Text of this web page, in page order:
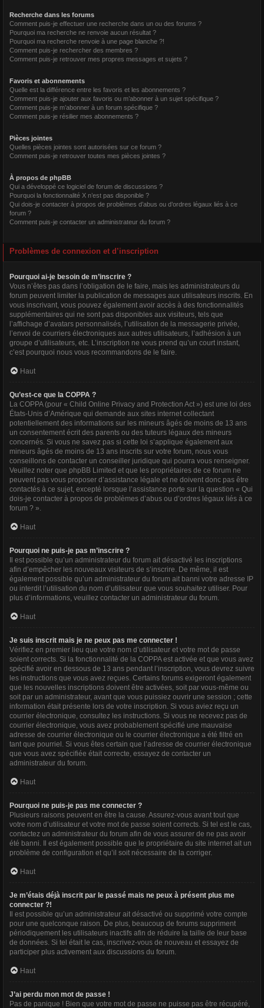
Recherche dans les forums
Comment puis-je effectuer une recherche dans un ou des forums ?
Pourquoi ma recherche ne renvoie aucun résultat ?
Pourquoi ma recherche renvoie à une page blanche ?!
Comment puis-je rechercher des membres ?
Comment puis-je retrouver mes propres messages et sujets ?
Favoris et abonnements
Quelle est la différence entre les favoris et les abonnements ?
Comment puis-je ajouter aux favoris ou m’abonner à un sujet spécifique ?
Comment puis-je m’abonner à un forum spécifique ?
Comment puis-je résilier mes abonnements ?
Pièces jointes
Quelles pièces jointes sont autorisées sur ce forum ?
Comment puis-je retrouver toutes mes pièces jointes ?
À propos de phpBB
Qui a développé ce logiciel de forum de discussions ?
Pourquoi la fonctionnalité X n’est pas disponible ?
Qui dois-je contacter à propos de problèmes d’abus ou d’ordres légaux liés à ce
forum ?
Comment puis-je contacter un administrateur du forum ?
Problèmes de connexion et d’inscription
Pourquoi ai-je besoin de m’inscrire ?
Vous n’êtes pas dans l’obligation de le faire, mais les administrateurs du
forum peuvent limiter la publication de messages aux utilisateurs inscrits. En
vous inscrivant, vous pouvez également avoir accès à des fonctionnalités
supplémentaires qui ne sont pas disponibles aux visiteurs, tels que
l’affichage d’avatars personnalisés, l’utilisation de la messagerie privée,
l’envoi de courriers électroniques aux autres utilisateurs, l’adhésion à un
groupe d’utilisateurs, etc. L’inscription ne vous prend qu’un court instant,
c’est pourquoi nous vous recommandons de le faire.
Haut
Qu’est-ce que la COPPA ?
La COPPA (pour « Child Online Privacy and Protection Act ») est une loi des
États-Unis d’Amérique qui demande aux sites internet collectant
potentiellement des informations sur les mineurs âgés de moins de 13 ans
un consentement écrit des parents ou des tuteurs légaux des mineurs
concernés. Si vous ne savez pas si cette loi s’applique également aux
mineurs âgés de moins de 13 ans inscrits sur votre forum, nous vous
conseillons de contacter un conseiller juridique qui pourra vous renseigner.
Veuillez noter que phpBB Limited et que les propriétaires de ce forum ne
peuvent pas vous proposer d’assistance légale et ne doivent donc pas être
contactés à ce sujet, excepté lorsque l’assistance porte sur la question « Qui
dois-je contacter à propos de problèmes d’abus ou d’ordres légaux liés à ce
forum ? ».
Haut
Pourquoi ne puis-je pas m’inscrire ?
Il est possible qu’un administrateur du forum ait désactivé les inscriptions
afin d’empêcher les nouveaux visiteurs de s’inscrire. De même, il est
également possible qu’un administrateur du forum ait banni votre adresse IP
ou interdit l’utilisation du nom d’utilisateur que vous souhaitez utiliser. Pour
plus d’informations, veuillez contacter un administrateur du forum.
Haut
Je suis inscrit mais je ne peux pas me connecter !
Vérifiez en premier lieu que votre nom d’utilisateur et votre mot de passe
soient corrects. Si la fonctionnalité de la COPPA est activée et que vous avez
spécifié avoir en dessous de 13 ans pendant l’inscription, vous devrez suivre
les instructions que vous avez reçues. Certains forums exigeront également
que les nouvelles inscriptions doivent être activées, soit par vous-même ou
soit par un administrateur, avant que vous puissiez ouvrir une session ; cette
information était présente lors de votre inscription. Si vous aviez reçu un
courrier électronique, consultez les instructions. Si vous ne recevez pas de
courrier électronique, vous avez probablement spécifié une mauvaise
adresse de courrier électronique ou le courrier électronique a été filtré en
tant que pourriel. Si vous êtes certain que l’adresse de courrier électronique
que vous avez spécifiée était correcte, essayez de contacter un
administrateur du forum.
Haut
Pourquoi ne puis-je pas me connecter ?
Plusieurs raisons peuvent en être la cause. Assurez-vous avant tout que
votre nom d’utilisateur et votre mot de passe soient corrects. Si tel est le cas,
contactez un administrateur du forum afin de vous assurer de ne pas avoir
été banni. Il est également possible que le propriétaire du site internet ait un
problème de configuration et qu’il soit nécessaire de la corriger.
Haut
Je m’étais déjà inscrit par le passé mais ne peux à présent plus me
connecter ?!
Il est possible qu’un administrateur ait désactivé ou supprimé votre compte
pour une quelconque raison. De plus, beaucoup de forums suppriment
périodiquement les utilisateurs inactifs afin de réduire la taille de leur base
de données. Si tel était le cas, inscrivez-vous de nouveau et essayez de
participer plus activement aux discussions du forum.
Haut
J’ai perdu mon mot de passe !
Pas de panique ! Bien que votre mot de passe ne puisse pas être récupéré,